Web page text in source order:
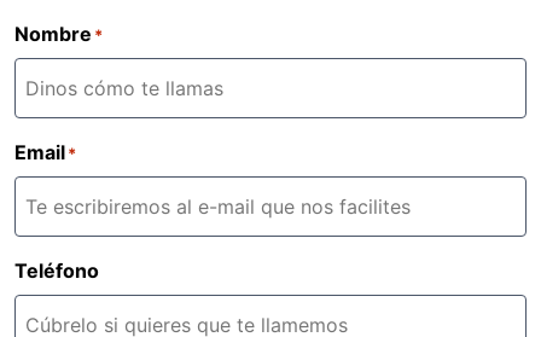
Nombre *
Email*
Teléfono